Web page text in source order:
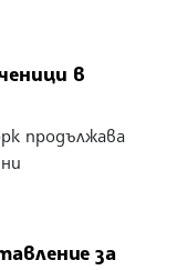
в
продължава
за